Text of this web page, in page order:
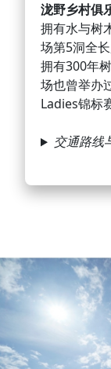
泷野乡村
拥有水与树
场第5洞全
拥有300年
场也曾举办
Ladies锦标
交通路线